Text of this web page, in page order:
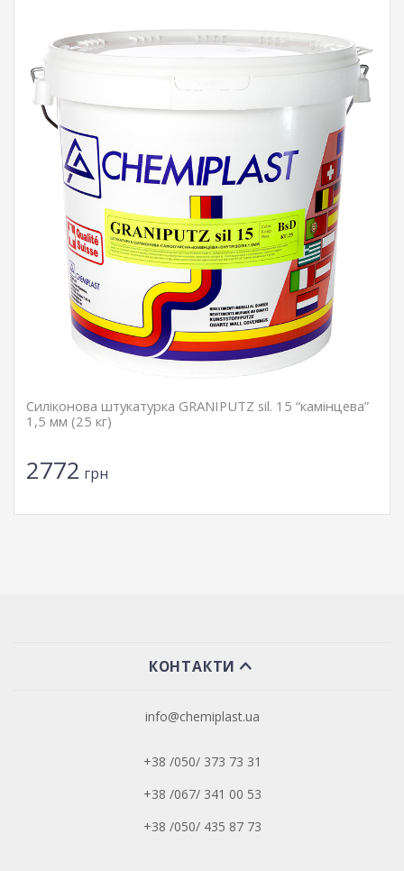
Силіконова штукатурка GRANIPUTZ sil. 15 “камінцева”
1,5 мм (25 кг)
2772 грн
КОНТАКТИ
info@chemiplast.ua
+38 /050/ 373 73 31
+38 /067/ 341 00 53
+38 /050/ 435 87 73